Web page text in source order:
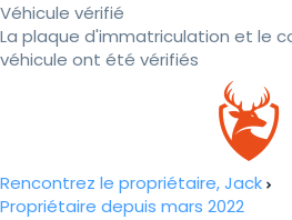
Véhicule vérifié
La plaque d'immatriculation et le
véhicule ont été vérifiés
Rencontrez le propriétaire, Jack
Propriétaire depuis mars 2022